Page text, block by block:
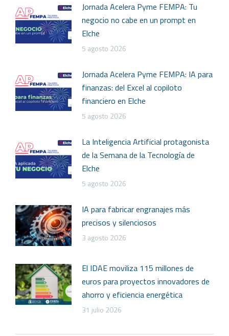
Jornada Acelera Pyme FEMPA: Tu
negocio no cabe en un prompt en
Elche
5 agosto 2026
Jornada Acelera Pyme FEMPA: IA para
finanzas: del Excel al copiloto
financiero en Elche
5 agosto 2026
La Inteligencia Artificial protagonista
de la Semana de la Tecnología de
Elche
5 agosto 2026
IA para fabricar engranajes más
precisos y silenciosos
3 agosto 2026
El IDAE moviliza 115 millones de
euros para proyectos innovadores de
ahorro y eficiencia energética
31 julio 2026